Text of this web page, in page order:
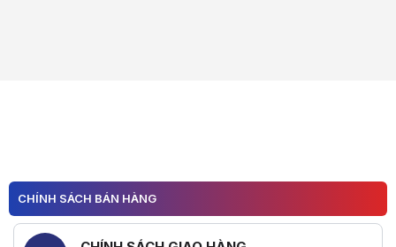
CHÍNH SÁCH BÁN HÀNG